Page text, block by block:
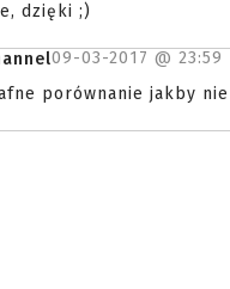
dzięki ;)
09-03-2017 @ 23:59
porównanie jakby nie